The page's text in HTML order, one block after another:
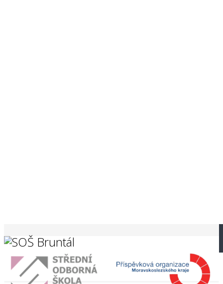
služeb a pro zvýšení komfortu při prohlížení.
SouhlasímNesouhlasímStorno